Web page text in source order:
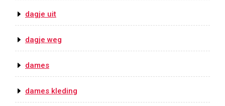
dagje uit
dagje weg
dames
dames kleding